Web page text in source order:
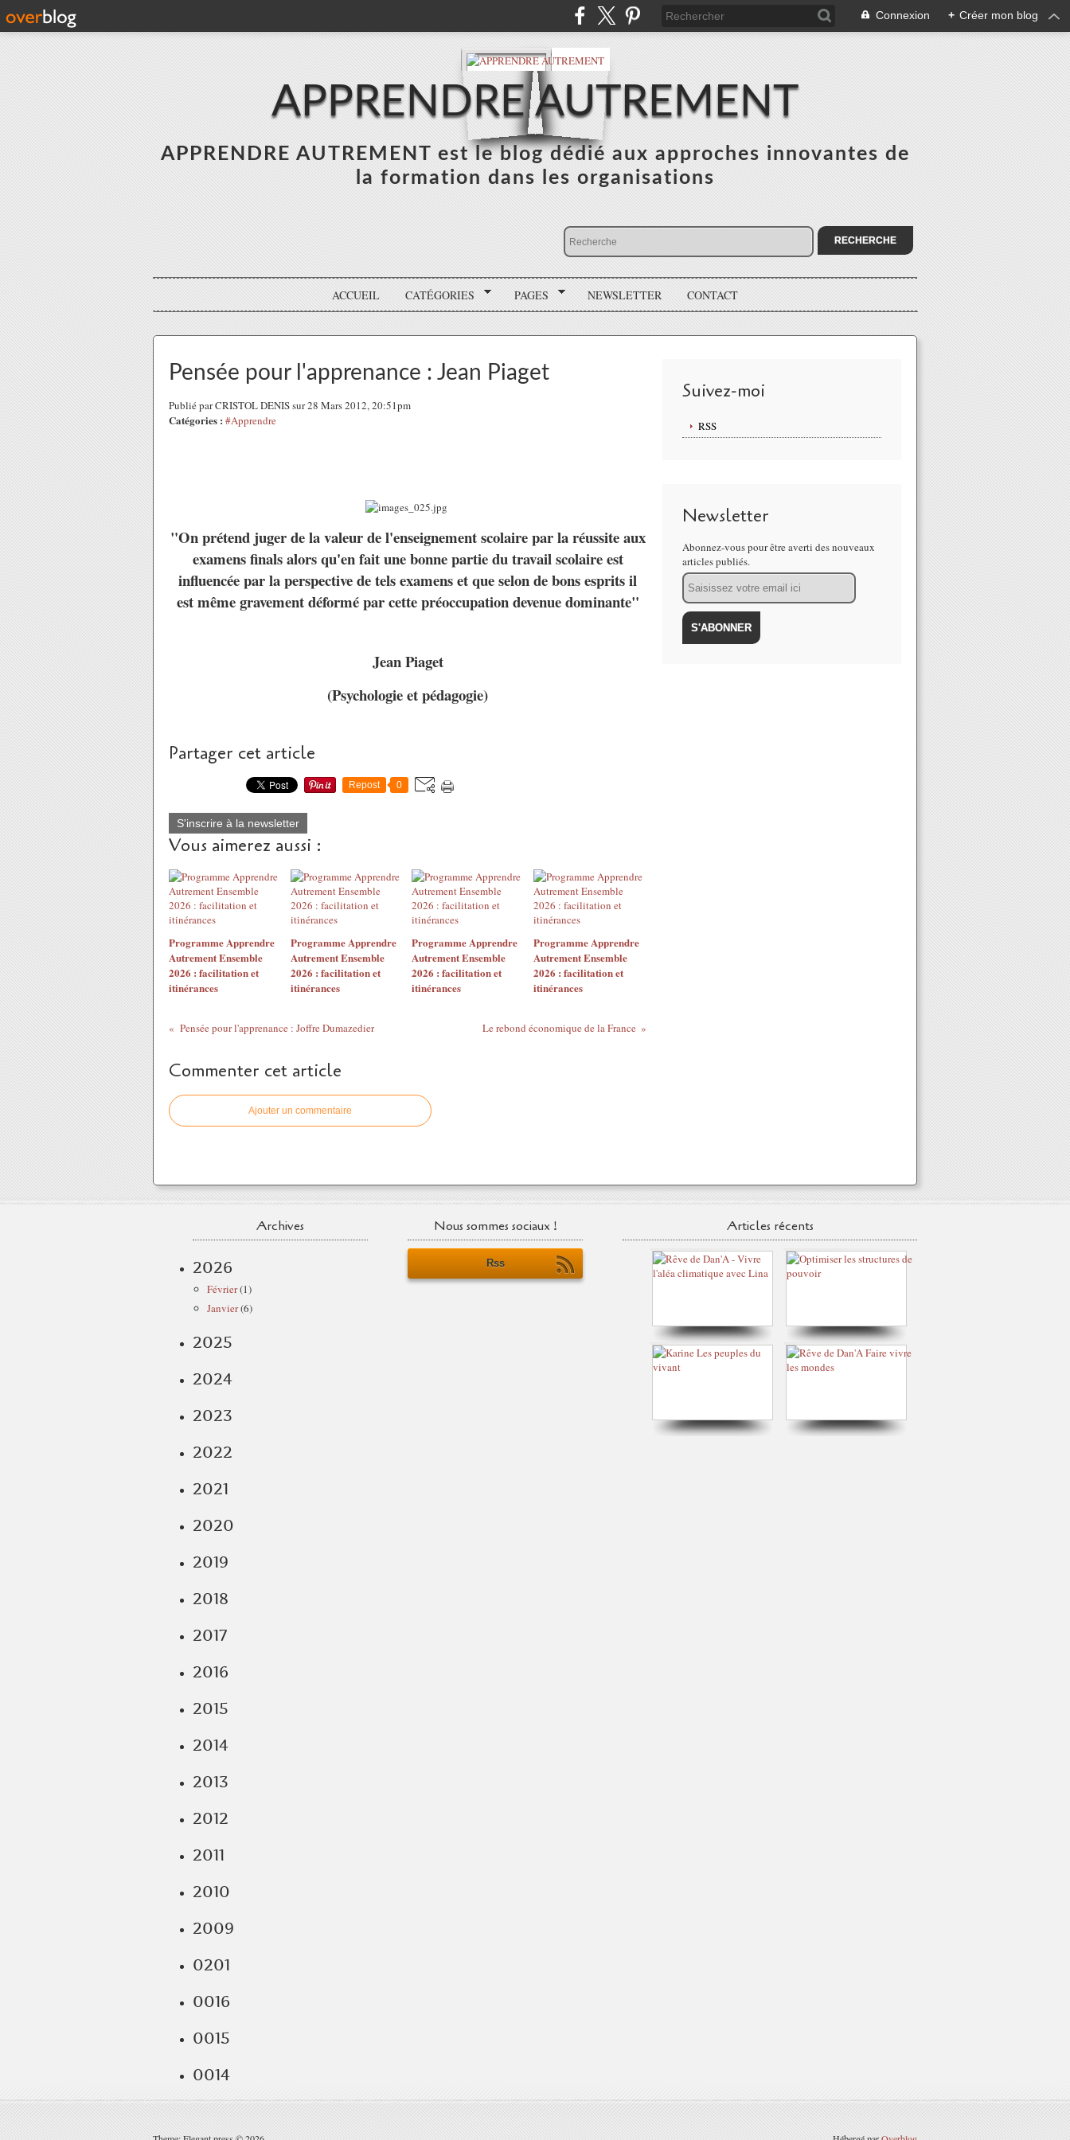
Connexion + Créer mon blog
APPRENDRE AUTREMENT
APPRENDRE AUTREMENT est le blog dédié aux approches innovantes de
la formation dans les organisations
ACCUEIL CATÉGORIES PAGES NEWSLETTER CONTACT
Pensée pour l'apprenance : Jean Piaget
Publié par CRISTOL DENIS sur 28 Mars 2012, 20:51pm
Catégories : #Apprendre
"On prétend juger de la valeur de l'enseignement scolaire par la réussite aux
examens finals alors qu'en fait une bonne partie du travail scolaire est
influencée par la perspective de tels examens et que selon de bons esprits il
est même gravement déformé par cette préoccupation devenue dominante"
Jean Piaget
(Psychologie et pédagogie)
Partager cet article
Repost 0
S'inscrire à la newsletter
Vous aimerez aussi :
Programme Apprendre
Autrement Ensemble
2026 : facilitation et
itinérances
Programme Apprendre
Autrement Ensemble
2026 : facilitation et
itinérances
Programme Apprendre
Autrement Ensemble
2026 : facilitation et
itinérances
Programme Apprendre
Autrement Ensemble
2026 : facilitation et
itinérances
Pensée pour l'apprenance : Joffre Dumazedier Le rebond économique de la France
Commenter cet article
Ajouter un commentaire
Suivez-moi
RSS
Newsletter
Abonnez-vous pour être averti des nouveaux
articles publiés.
Email
Archives
2026
Février(1)
Janvier(6)
2025
2024
2023
2022
2021
2020
2019
2018
2017
2016
2015
2014
2013
2012
2011
2010
2009
0201
0016
0015
0014
Nous sommes sociaux !
Rss
Articles récents